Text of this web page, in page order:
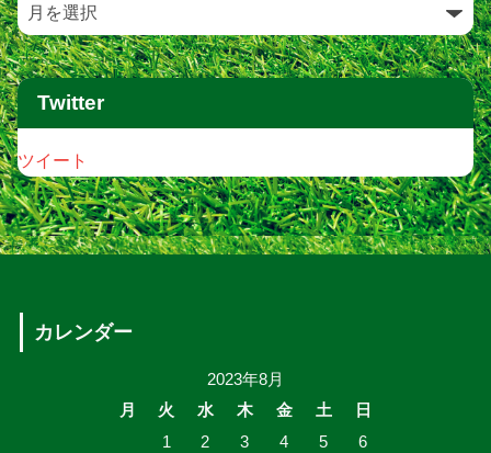
Twitter
ツイート
カレンダー
2023年8月
月
火 水 木 金 土
日
1
2 3 4 5
6